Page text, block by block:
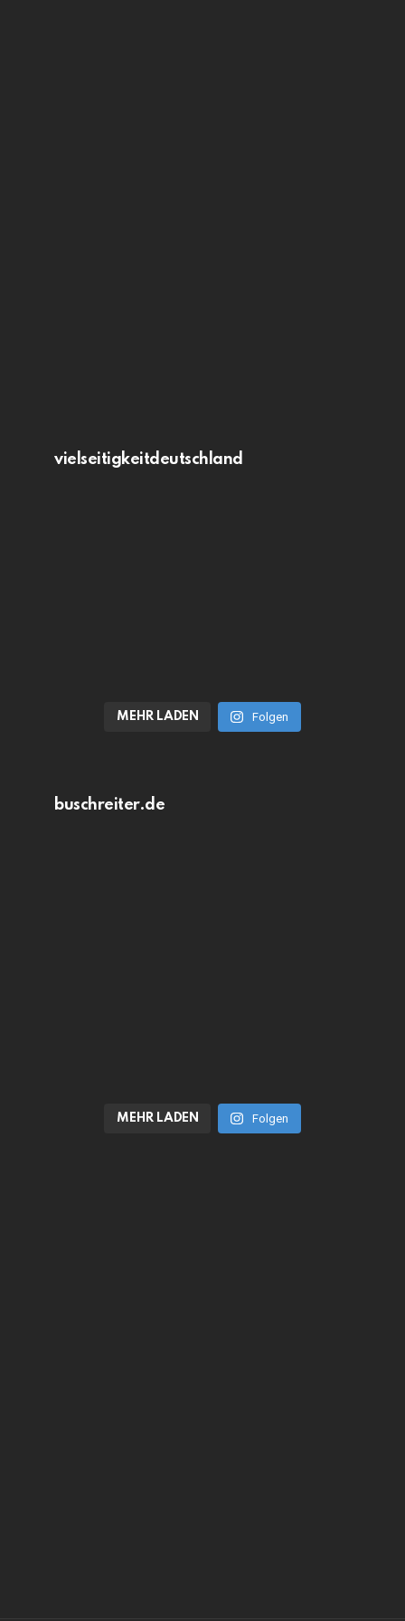
vielseitigkeitdeutschland
MEHR LADEN Folgen
buschreiter.de
MEHR LADEN Folgen